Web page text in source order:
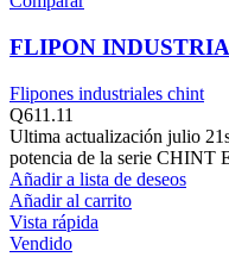
FLIPON
Flipones industriales chint
Q611.11
Ultima actualización julio
potencia de la serie CHINT
Añadir a lista de deseos
Añadir al carrito
Vista rápida
Vendido